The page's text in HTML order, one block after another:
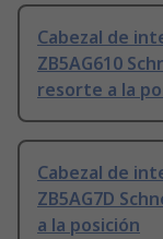
Cabezal de
ZB5AG610
resorte a la
Cabezal de
ZB5AG7D
a la posición